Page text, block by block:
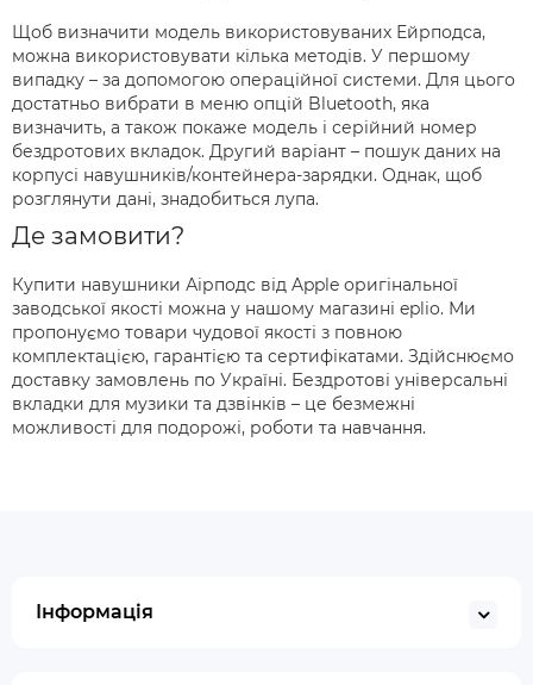
Щоб визначити модель використовуваних Ейрподса,
можна використовувати кілька методів. У першому
випадку – за допомогою операційної системи. Для цього
достатньо вибрати в меню опцій Bluetooth, яка
визначить, а також покаже модель і серійний номер
бездротових вкладок. Другий варіант – пошук даних на
корпусі навушників/контейнера-зарядки. Однак, щоб
розглянути дані, знадобиться лупа.
Де замовити?
Купити навушники Аірподс від Apple оригінальної
заводської якості можна у нашому магазині eplio. Ми
пропонуємо товари чудової якості з повною
комплектацією, гарантією та сертифікатами. Здійснюємо
доставку замовлень по Україні. Бездротові універсальні
вкладки для музики та дзвінків – це безмежні
можливості для подорожі, роботи та навчання.
Інформація